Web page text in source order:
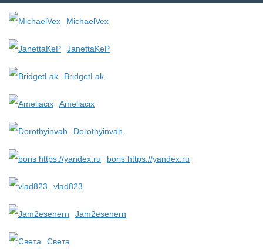
MichaelVex
JanettaKeP
BridgetLak
Ameliacix
Dorothyinvah
boris https://yandex.ru
vlad823
Jam2esenern
Света